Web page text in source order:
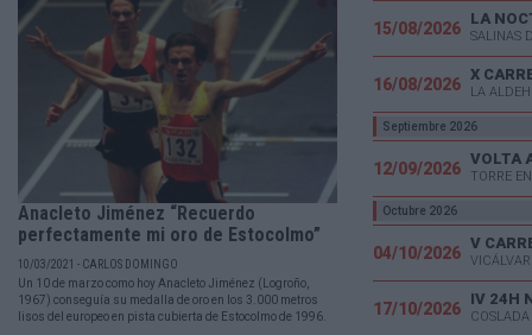
Anacleto Jiménez “Recuerdo
perfectamente mi oro de Estocolmo”
10/03/2021 - CARLOS DOMINGO
Un 10 de marzo como hoy Anacleto Jiménez (Logroño,
1967) conseguía su medalla de oro en los 3.000 metros
lisos del europeo en pista cubierta de Estocolmo de 1996.
15/08/2026
LA
SALINAS
16/08/2026
X
LA
Septiembre 2026
12/09/2026
VOLTA
TORRE
Octubre 2026
04/10/2026
17/10/2026
IV 24H